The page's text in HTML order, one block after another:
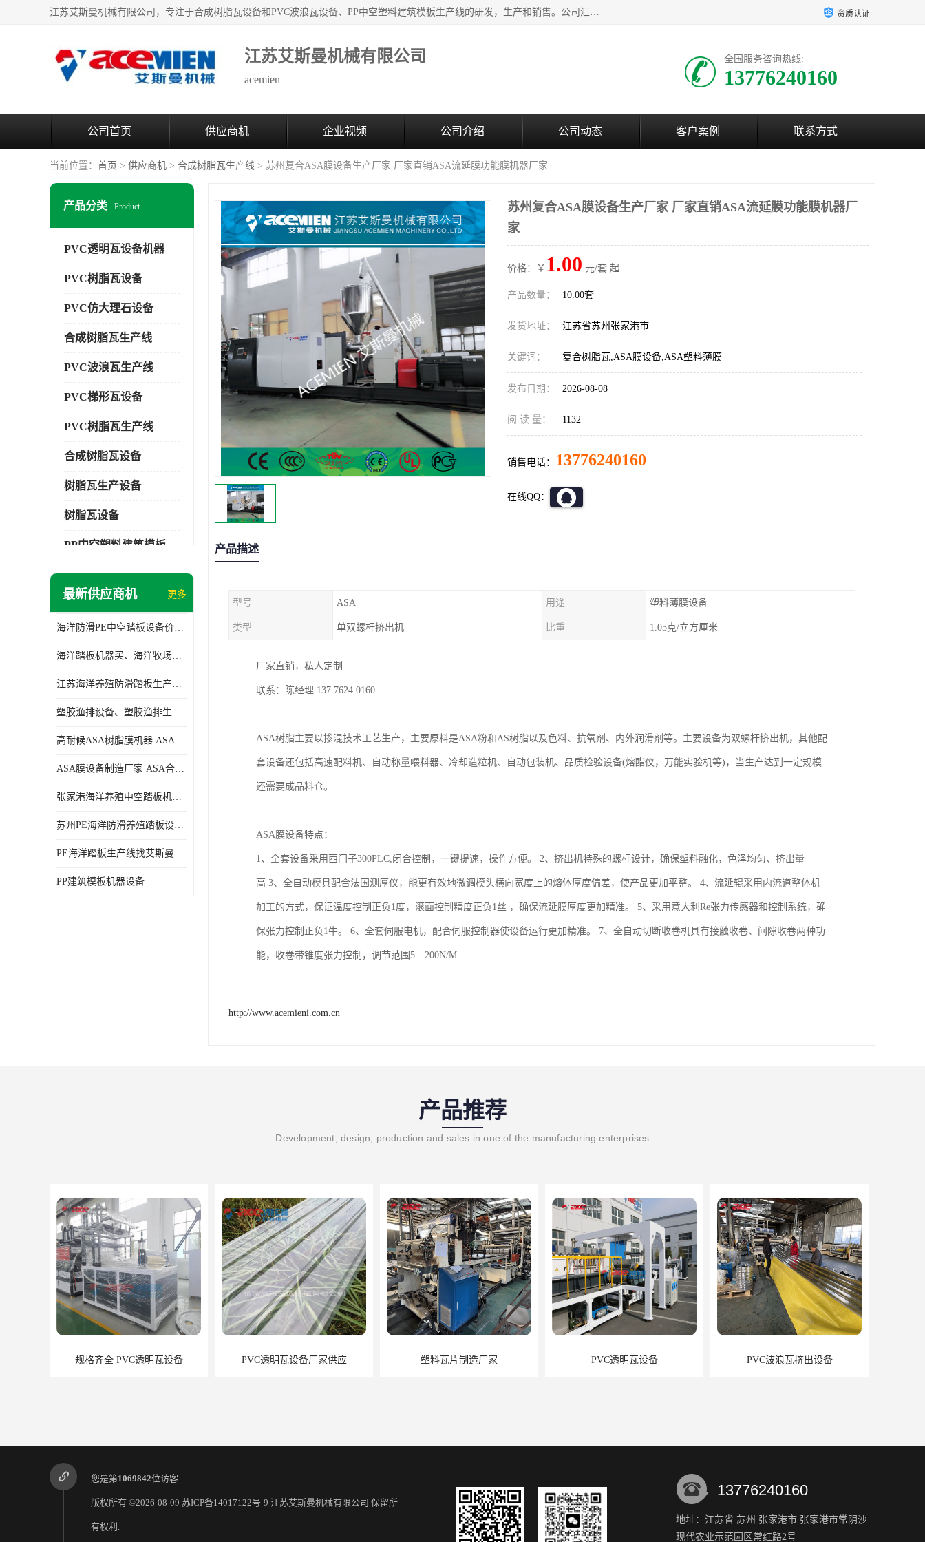
江苏艾斯曼机械有限公司，专注于合成树脂瓦设备和PVC波浪瓦设备、PP中空塑料建筑模板生产线的研发，生产和销售。公司汇集了一批专业技术领域的优秀人才，组成了以中青年科技精英为骨干的高素质科研队伍，在不断的产品研发实践中积累了丰富的产品设计经验和精深的理论知识。 资质认证
江苏艾斯曼机械有限公司
acemien
全国服务咨询热线:
13776240160
公司首页 供应商机 企业视频 公司介绍 公司动态 客户案例 联系方式
当前位置： 首页 > 供应商机 > 合成树脂瓦生产线 > 苏州复合ASA膜设备生产厂家 厂家直销ASA流延膜功能膜机器厂家
产品分类 Product
PVC透明瓦设备机器
PVC树脂瓦设备
PVC仿大理石设备
合成树脂瓦生产线
PVC波浪瓦生产线
PVC梯形瓦设备
PVC树脂瓦生产线
合成树脂瓦设备
树脂瓦生产设备
树脂瓦设备
塑料建筑模板
最新供应商机 更多
海洋防滑PE中空踏板设备价格、中空塑料海洋踏板设备价格
海洋踏板机器买、海洋牧场生产线买、塑料踏板设备买
江苏海洋养殖防滑踏板生产线、江苏海洋养殖防滑踏板设备
塑胶渔排设备、塑胶渔排生产线、海洋踏板设备
高耐候ASA树脂膜机器 ASA装饰流延薄膜机器
ASA膜设备制造厂家 ASA合成树脂瓦膜设备制造口碑厂家
张家港海洋养殖中空踏板机器价格、苏州专业生产制造PE塑胶渔排防滑踏板设备
苏州PE海洋防滑养殖踏板设备哪家专业、PE海洋防滑中空踏板生产线哪家专业
PE海洋踏板生产线找艾斯曼机械、海洋踏板机器找艾斯曼、PE防滑海洋养殖踏板设备价格
PP建筑模板机器设备
苏州复合ASA膜设备生产厂家 厂家直销ASA流延膜功能膜机器厂
家
价格：￥ 1.00 元/套 起
产品数量： 10.00套
发货地址： 江苏省苏州张家港市
关键词： 复合树脂瓦,ASA膜设备,ASA塑料薄膜
发布日期： 2026-08-08
阅 读 量： 1132
销售电话： 13776240160
在线QQ：
产品描述
型号 ASA 用途 塑料薄膜设备
类型 单双螺杆挤出机 比重 1.05克/立方厘米
厂家直销，私人定制
联系：陈经理 137 7624 0160
ASA树脂主要以掺混技术工艺生产，主要原料是ASA粉和AS树脂以及色料、抗氧剂、内外润滑剂等。主要设备为双螺杆挤出机，其他配
套设备还包括高速配料机、自动称量喂料器、冷却造粒机、自动包装机、品质检验设备(熔酯仪，万能实验机等)，当生产达到一定规模
还需要成品料仓。
ASA膜设备特点：
1、全套设备采用西门子300PLC,闭合控制，一键提速，操作方便。 2、挤出机特殊的螺杆设计，确保塑料融化，色泽均匀、挤出量
高 3、全自动模具配合法国测厚仪，能更有效地微调模头横向宽度上的熔体厚度偏差，使产品更加平整。 4、流延辊采用内流道整体机
加工的方式，保证温度控制正负1度，滚面控制精度正负1丝 ，确保流延膜厚度更加精准。 5、采用意大利Re张力传感器和控制系统，确
保张力控制正负1牛。 6、全套伺服电机，配合伺服控制器使设备运行更加精准。 7、全自动切断收卷机具有接触收卷、间隙收卷两种功
能，收卷带锥度张力控制，调节范围5－200N/M
http://www.acemieni.com.cn
产品推荐
Development, design, production and sales in one of the manufacturing enterprises
PVC透明瓦设备厂家供应 塑料瓦片制造厂家 PVC透明瓦设备 PVC波浪瓦挤出设备
您是第1069842位访客
版权所有 ©2026-08-09 苏ICP备14017122号-9 江苏艾斯曼机械有限公司 保留所
有权利.
13776240160
地址：江苏省 苏州 张家港市 张家港市常阴沙
现代农业示范园区常红路2号